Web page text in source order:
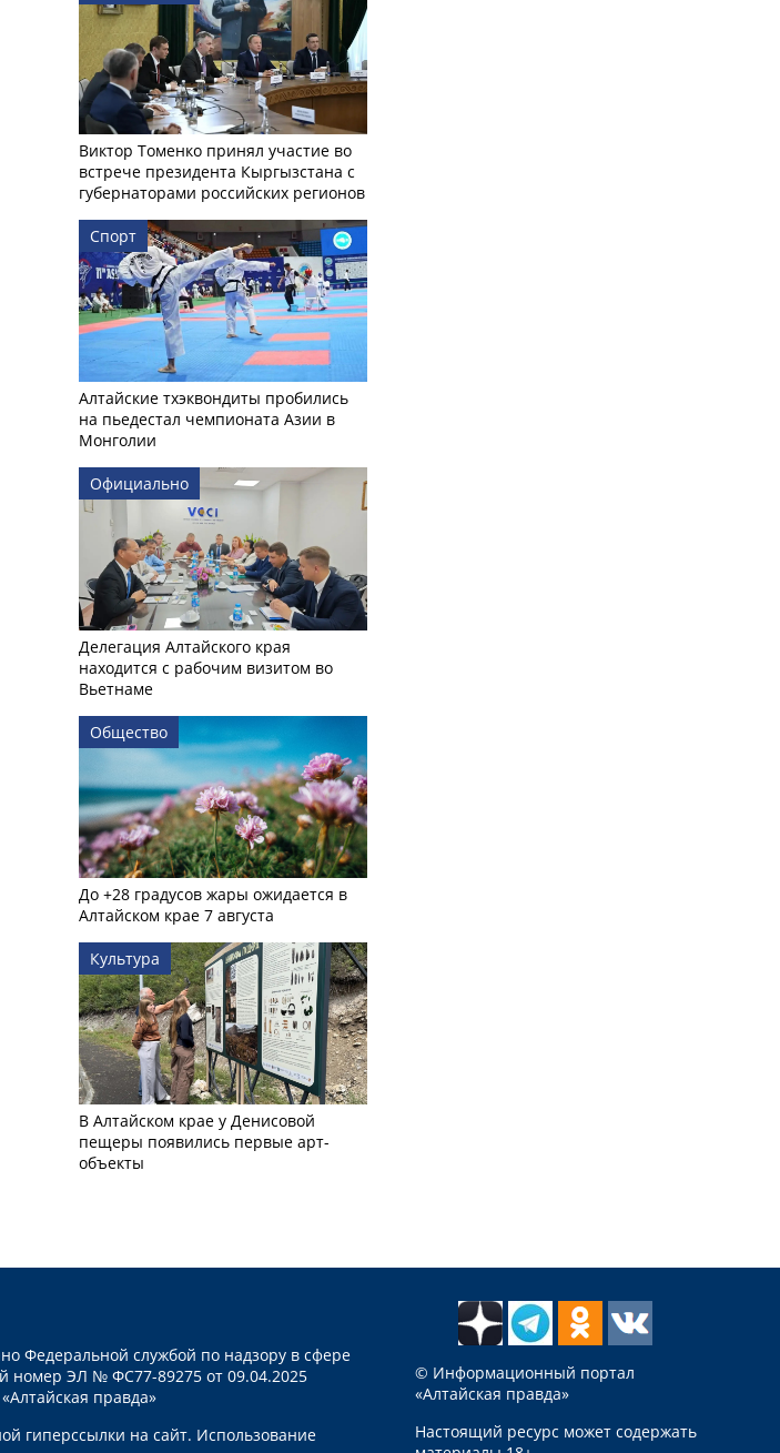
Виктор Томенко принял участие во
встрече президента Кыргызстана с
губернаторами российских регионов
Спорт
Алтайские тхэквондиты пробились
на пьедестал чемпионата Азии в
Монголии
Официально
Делегация Алтайского края
находится с рабочим визитом во
Вьетнаме
Общество
До +28 градусов жары ожидается в
Алтайском крае 7 августа
Культура
В Алтайском крае у Денисовой
пещеры появились первые арт-
объекты
Федеральной службой по надзору в сфере
номер ЭЛ № ФС77-89275 от 09.04.2025
правда»
гиперссылки на сайт. Использование
© Информационный портал
«Алтайская правда»
Настоящий ресурс может содержать